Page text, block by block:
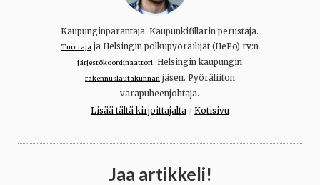
Kaupunginparantaja. Kaupunkifillarin perustaja.
Tuottajaja Helsingin polkupyöräilijät (HePo) ry:n
järjestökoordinaattori. Helsingin kaupungin
rakennuslautakunnanjäsen. Pyöräliiton
varapuheenjohtaja.
Lisää tältä kirjoittajalta / Kotisivu
Jaa artikkeli!